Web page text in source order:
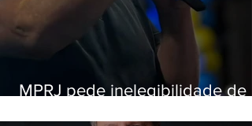
MPRJ pede inelegibilidade de